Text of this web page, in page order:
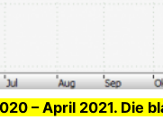
– April 2021. Die